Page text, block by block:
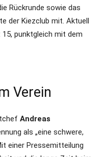
Rückrunde sowie das
der Kiezclub mit. Aktuell
punktgleich mit dem
Verein
Andreas
als „eine schwere,
einer Pressemitteilung